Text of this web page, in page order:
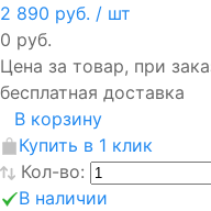
2 890 руб. / шт
0 руб.
Цена за товар, при
бесплатная доставка
В корзину
Купить в 1 клик
Кол-во:
В наличии